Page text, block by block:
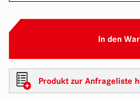
In den
Produkt zur Anfrageliste